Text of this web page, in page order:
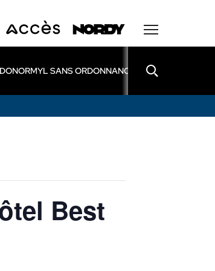
DONORMYL SANS ORDONNANCE LEXOMIL SANS
Best